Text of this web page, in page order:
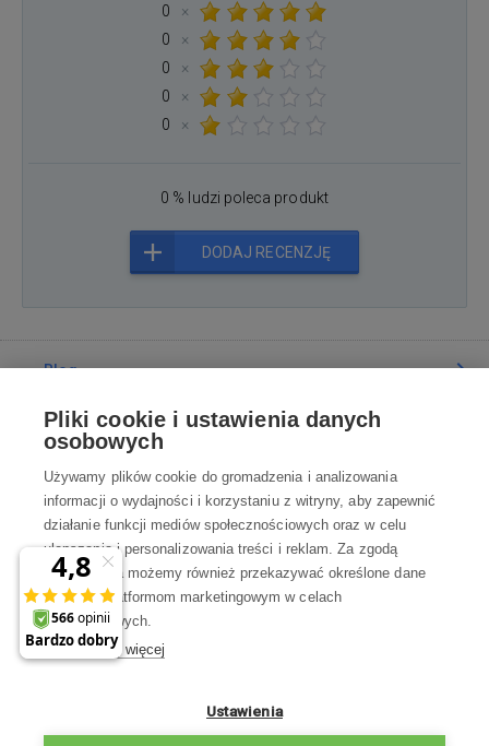
0
×
0
×
0
×
0
×
0
×
0 % ludzi poleca produkt
DODAJ RECENZJĘ
Blog
Poradnia
Wszystko o zakupach
Kontakt
Skontaktuj się z Nami
Pon-Pt 8:00—17:00
na pierwsze zakupy?
Pliki cookie i ustawienia danych
osobowych
Używamy plików cookie do gromadzenia i analizowania
informacji o wydajności i korzystaniu z witryny, aby zapewnić
działanie funkcji mediów społecznościowych oraz w celu
ulepszania i personalizowania treści i reklam. Za zgodą
użytkownika możemy również przekazywać określone dane
osobowe platformom marketingowym w celach
marketingowych.
Dowiedz się więcej
Ustawienia